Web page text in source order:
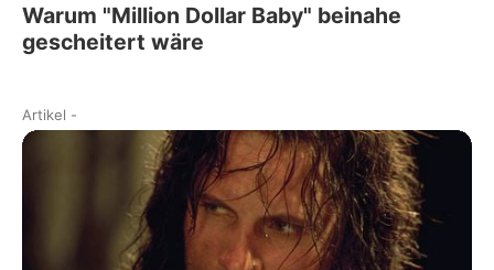
Warum "Million Dollar Baby" beinahe
gescheitert wäre
Artikel -